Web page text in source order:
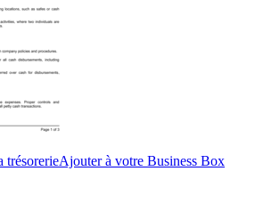
trésorerieAjouter à votre Business Box